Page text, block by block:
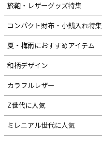
旅鞄・レザーグッズ特集
コンパクト財布・小銭入れ特集
夏・梅雨におすすめアイテム
和柄デザイン
カラフルレザー
Z世代に人気
ミレニアル世代に人気